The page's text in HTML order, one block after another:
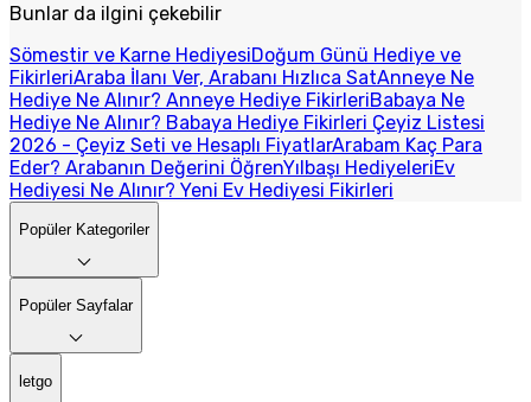
Bunlar da ilgini çekebilir
Sömestir ve Karne HediyesiDoğum Günü Hediye ve
FikirleriAraba İlanı Ver, Arabanı Hızlıca SatAnneye Ne
Hediye Ne Alınır? Anneye Hediye FikirleriBabaya Ne
Hediye Ne Alınır? Babaya Hediye Fikirleri Çeyiz Listesi
2026 - Çeyiz Seti ve Hesaplı FiyatlarArabam Kaç Para
Eder? Arabanın Değerini ÖğrenYılbaşı HediyeleriEv
Hediyesi Ne Alınır? Yeni Ev Hediyesi Fikirleri
Popüler Kategoriler
Popüler Sayfalar
letgo